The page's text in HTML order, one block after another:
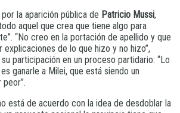
la aparición pública de Patricio Mussi,
aquel que crea que tiene algo para
“No creo en la portación de apellido y que
explicaciones de lo que hizo y no hizo”,
participación en un proceso partidario: “Lo
ganarle a Milei, que está siendo un
está de acuerdo con la idea de desdoblar la